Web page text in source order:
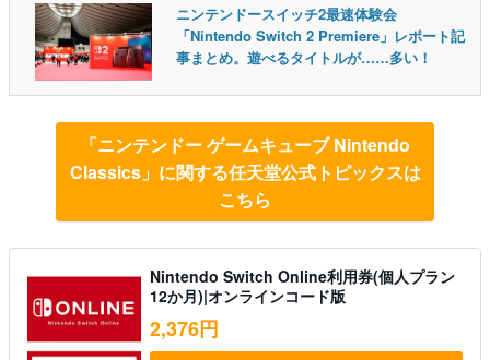
ニンテンドースイッチ2最速体験会
「Nintendo Switch 2 Premiere」レポート記
事まとめ。遊べるタイトルが……多い！
「ニンテンドー ゲームキューブ Nintendo
Classics」に関する任天堂公式トピックスは
こちら
Nintendo Switch Online利用券(個人プラン
12か月)|オンラインコード版
2,376円